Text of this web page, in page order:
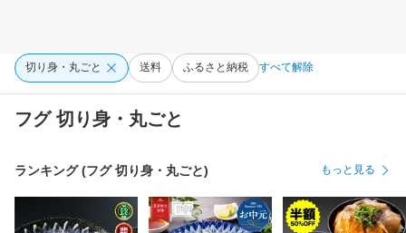
切り身・丸ごと 送料 ふるさと納税 すべて解除
フグ 切り身・丸ごと
ランキング (フグ 切り身・丸ごと) もっと見る